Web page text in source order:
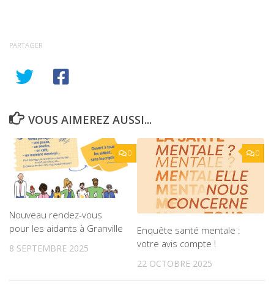
PARTAGER
VOUS AIMEREZ AUSSI...
0
Nouveau rendez-vous
pour les aidants à Granville
8 SEPTEMBRE 2025
0
Enquête santé mentale :
votre avis compte !
22 OCTOBRE 2025